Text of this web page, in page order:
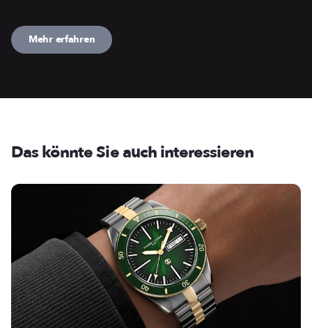
Mehr erfahren
Das könnte Sie auch interessieren